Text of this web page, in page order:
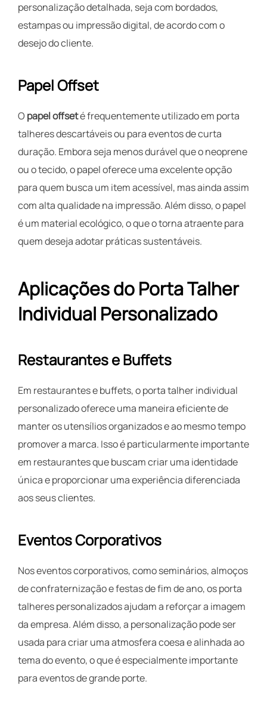
personalização detalhada, seja com bordados,
estampas ou impressão digital, de acordo com o
desejo do cliente.
Papel Offset
O papel offseté frequentemente utilizado em porta
talheres descartáveis ou para eventos de curta
duração. Embora seja menos durável que o neoprene
ou o tecido, o papel oferece uma excelente opção
para quem busca um item acessível, mas ainda assim
com alta qualidade na impressão. Além disso, o papel
é um material ecológico, o que o torna atraente para
quem deseja adotar práticas sustentáveis.
Aplicações do Porta Talher
Individual Personalizado
Restaurantes e Buffets
Em restaurantes e buffets, o porta talher individual
personalizado oferece uma maneira eficiente de
manter os utensílios organizados e ao mesmo tempo
promover a marca. Isso é particularmente importante
em restaurantes que buscam criar uma identidade
única e proporcionar uma experiência diferenciada
aos seus clientes.
Eventos Corporativos
Nos eventos corporativos, como seminários, almoços
de confraternização e festas de fim de ano, os porta
talheres personalizados ajudam a reforçar a imagem
da empresa. Além disso, a personalização pode ser
usada para criar uma atmosfera coesa e alinhada ao
tema do evento, o que é especialmente importante
para eventos de grande porte.